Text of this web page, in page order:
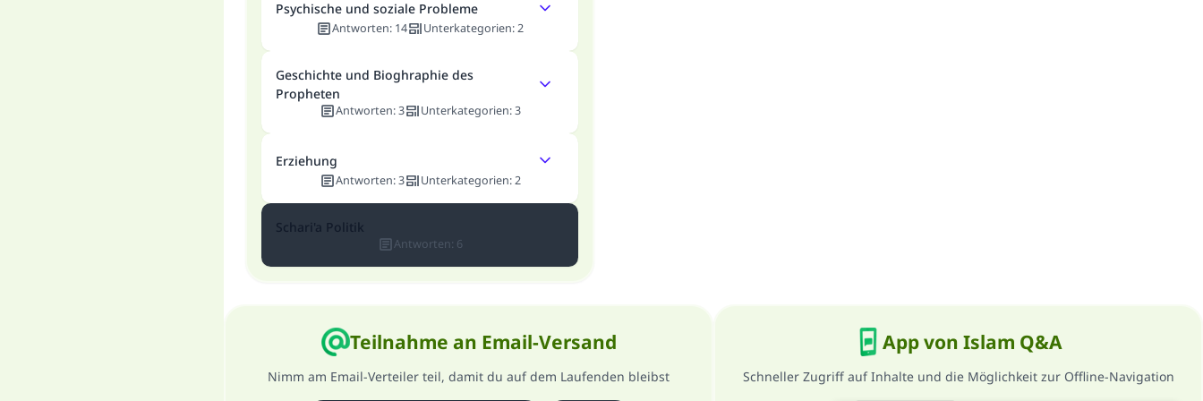
Psychische und soziale Probleme
Antworten: 14 Unterkategorien:2
Geschichte und Bioghraphie des
Propheten
Antworten:3 Unterkategorien: 3
Erziehung
Antworten:3 Unterkategorien: 2
Schari'a Politik
Antworten: 6
Teilnahme an Email-Versand
Nimm am Email-Verteiler teil, damit du auf dem Laufenden bleibst
App von Islam Q&A
Schneller Zugriff auf Inhalte und die Möglichkeit zur Offline-Navigation